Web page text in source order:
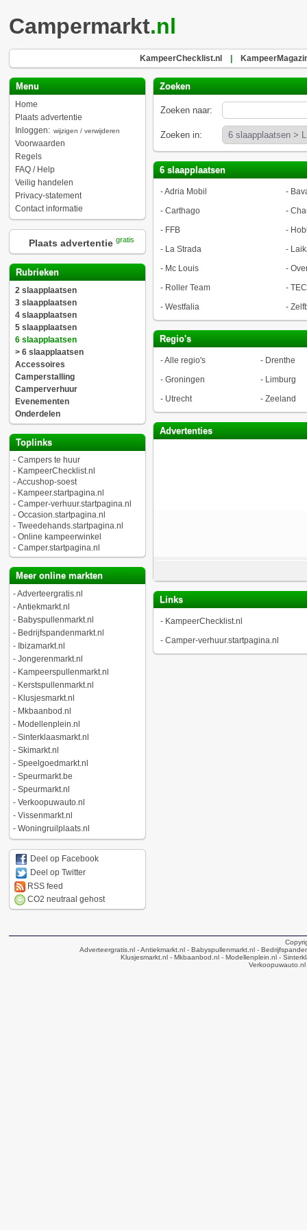
Campermarkt.nl
KampeerChecklist.nl
Menu
Home
Plaats advertentie
Inloggen: wijzigen / verwijderen
Voorwaarden
Regels
FAQ / Help
Veilig handelen
Privacy-statement
Contact informatie
Plaats advertentie gratis
Rubrieken
2 slaapplaatsen
3 slaapplaatsen
4 slaapplaatsen
5 slaapplaatsen
6 slaapplaatsen
> 6 slaapplaatsen
Accessoires
Camperstalling
Camperverhuur
Evenementen
Onderdelen
Toplinks
- Campers te huur
- KampeerChecklist.nl
-Accushop-soest
- Kampeer.startpagina.nl
- Camper-verhuur.startpagina.nl
- Occasion.startpagina.nl
- Tweedehands.startpagina.nl
- Online kampeerwinkel
- Camper.startpagina.nl
Meer online markten
-Adverteergratis.nl
-Antiekmarkt.nl
- Babyspullenmarkt.nl
- Bedrijfspandenmarkt.nl
- Ibizamarkt.nl
- Jongerenmarkt.nl
- Kampeerspullenmarkt.nl
- Kerstspullenmarkt.nl
- Klusjesmarkt.nl
- Mkbaanbod.nl
- Modellenplein.nl
- Sinterklaasmarkt.nl
- Skimarkt.nl
- Speelgoedmarkt.nl
- Speurmarkt.be
- Speurmarkt.nl
- Verkoopuwauto.nl
- Vissenmarkt.nl
- Woningruilplaats.nl
Deel op Facebook
Deel op Twitter
RSS feed
CO2 neutraal gehost
Zoeken
Zoeken naar:
Zoeken in:
6 slaapplaatsen
-Adria Mobil -
- Carthago -
- FFB -
- La Strada -
- Mc Louis -
- Roller Team - TEC
- Westfalia -
Regio's
-Alle regio's - Drenthe
- Groningen - Limburg
- Utrecht - Zeeland
Advertenties
Links
- KampeerChecklist.nl
- Camper-verhuur.startpagina.nl
Adverteergratis.nl- Antiekmarkt.nl- Babyspullenmarkt.nl-
Klusjesmarkt.nl- Mkbaanbod.nl- Modellenplein.nl-
Verkoopuwauto.nl